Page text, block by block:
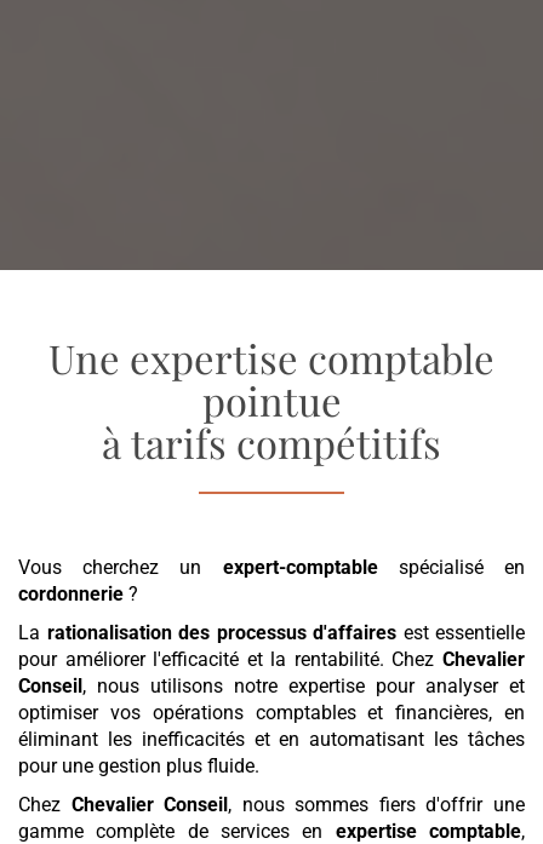
Une expertise comptable
pointue
à tarifs compétitifs
Vous cherchez un expert-comptablespécialisé en
cordonnerie ?
La rationalisation des processus d'affaires est essentielle
pour améliorer l'efficacité et la rentabilité. Chez Chevalier
Conseil , nous utilisons notre expertise pour analyser et
optimiser vos opérations comptables et financières, en
éliminant les inefficacités et en automatisant les tâches
pour une gestion plus fluide.
Chez Chevalier Conseil , nous sommes fiers d'offrir une
gamme complète de services en expertise comptable,